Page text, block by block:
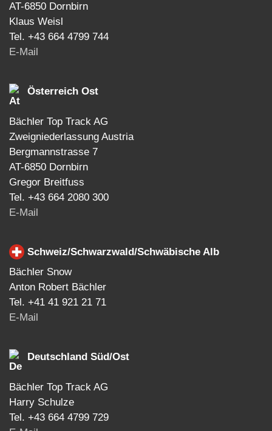
AT-6850 Dornbirn
Klaus Weisl
Tel. +43 664 4799 744
E-Mail
Österreich Ost
Bächler Top Track AG
Zweigniederlassung Austria
Bergmannstrasse 7
AT-6850 Dornbirn
Gregor Breitfuss
Tel. +43 664 2080 300
E-Mail
Schweiz/Schwarzwald/Schwäbische Alb
Bächler Snow
Anton Robert Bächler
Tel. +41 41 921 21 71
E-Mail
Deutschland Süd/Ost
Bächler Top Track AG
Harry Schulze
Tel. +43 664 4799 729